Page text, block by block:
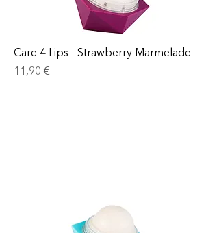
Care 4 Lips - Strawberry Marmelade
Prix
11,90 €